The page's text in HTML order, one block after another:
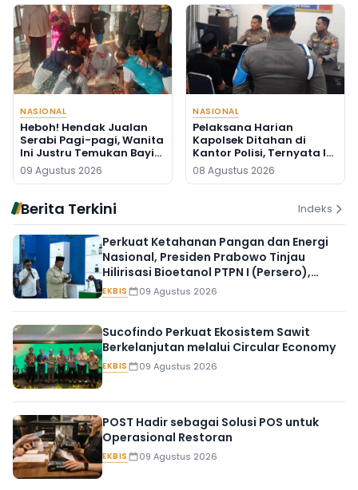
NASIONAL
Heboh! Hendak Jualan
Serabi Pagi-pagi, Wanita
Ini Justru Temukan Bayi
Baru Lahir di Pos Kamling
09 Agustus 2026
NASIONAL
Pelaksana Harian
Kapolsek Ditahan di
Kantor Polisi, Ternyata Ini
Penyebabnya
08 Agustus 2026
Berita Terkini Indeks
Perkuat Ketahanan Pangan dan Energi
Nasional, Presiden Prabowo Tinjau
Hilirisasi Bioetanol PTPN I (Persero),
Subholding Perkebunan Nusantara
EKBIS 09 Agustus 2026
Sucofindo Perkuat Ekosistem Sawit
Berkelanjutan melalui Circular Economy
EKBIS 09 Agustus 2026
POST Hadir sebagai Solusi POS untuk
Operasional Restoran
EKBIS 09 Agustus 2026